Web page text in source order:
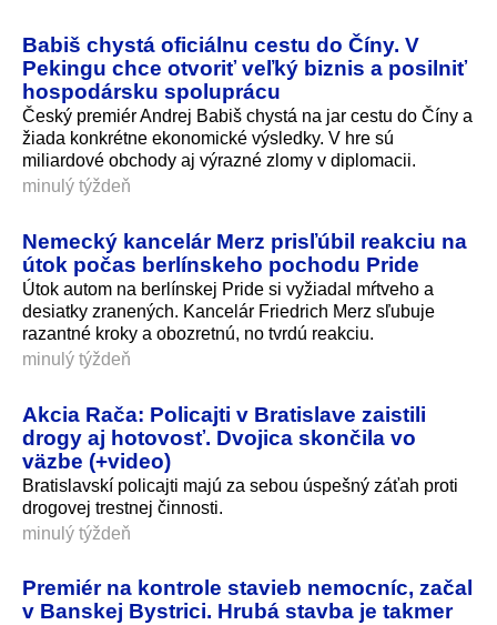
Babiš chystá oficiálnu cestu do Číny. V
Pekingu chce otvoriť veľký biznis a posilniť
hospodársku spoluprácu
Český premiér Andrej Babiš chystá na jar cestu do Číny a
žiada konkrétne ekonomické výsledky. V hre sú
miliardové obchody aj výrazné zlomy v diplomacii.
minulý týždeň
Nemecký kancelár Merz prisľúbil reakciu na
útok počas berlínskeho pochodu Pride
Útok autom na berlínskej Pride si vyžiadal mŕtveho a
desiatky zranených. Kancelár Friedrich Merz sľubuje
razantné kroky a obozretnú, no tvrdú reakciu.
minulý týždeň
Akcia Rača: Policajti v Bratislave zaistili
drogy aj hotovosť. Dvojica skončila vo
väzbe (+video)
Bratislavskí policajti majú za sebou úspešný záťah proti
drogovej trestnej činnosti.
minulý týždeň
Premiér na kontrole stavieb nemocníc, začal
v Banskej Bystrici. Hrubá stavba je takmer